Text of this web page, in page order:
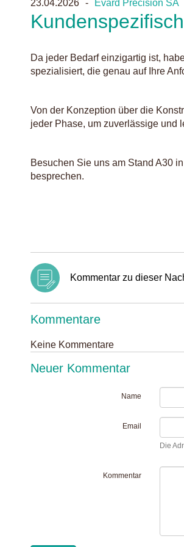
23.04.2026 Evard Précision SA
Da jeder Bedarf einzigartig ist,
spezialisiert, die genau auf Ihre
Von der Konzeption über die
jeder Phase, um zuverlässige und
Besuchen Sie uns am Stand A30
besprechen.
Kommentar zu dieser
Kommentare
Keine Kommentare
Neuer Kommentar
Name
Email
Die
Kommentar